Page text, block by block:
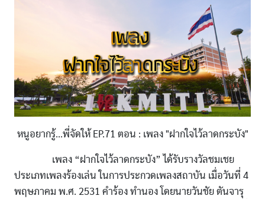
หนูอยากรู้...พี่จัดให้ EP.71 ตอน : เพลง "ฝากใจไว้ลาดกระบัง"
เพลง “ฝากใจไว้ลาดกระบัง” ได้รับรางวัลชมเชย
ประเภทเพลงร้องเล่น ในการประกวดเพลงสถาบัน เมื่อวันที่ 4
พฤษภาคม พ.ศ. 2531 คำร้อง ทำนอง โดยนายวันชัย ตันจารุ